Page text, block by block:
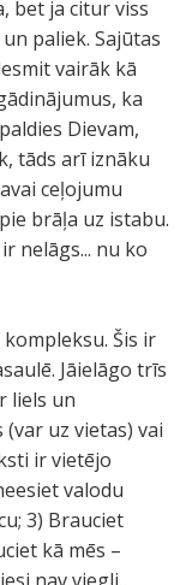
bet ja citur viss
paliek. Sajūtas
vairāk kā
ka
Dievam,
tāds arī iznāku
ceļojumu
brāļa uz istabu.
nelāgs... nu ko
Šis ir
Jāielāgo trīs
liels un
uz vietas) vai
ir vietējo
valodu
3) Brauciet
kā mēs –